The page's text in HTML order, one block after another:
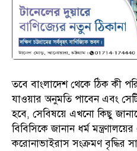
তবে বাংলাদেশ থেকে ঠিক কী
যাওয়ার অনুমতি পাবেন এবং
হবে, সেবিষয়ে এখনো কিছু
বিবিসিকে জানান ধর্ম
করোনাভাইরাস সংক্রমণ বৃদ্ধির